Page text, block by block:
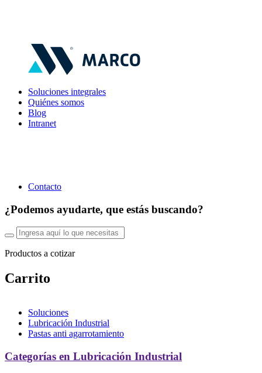
Soluciones integrales
Quiénes somos
Blog
Intranet
Contacto
¿Podemos ayudarte, que estás buscando?
Productos a cotizar
Carrito
Soluciones
Lubricación Industrial
Pastas anti agarrotamiento
Categorías en Lubricación Industrial